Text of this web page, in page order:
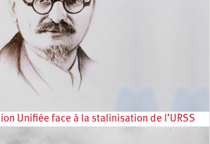
Unifiée face à la stalinisation de l’URSS